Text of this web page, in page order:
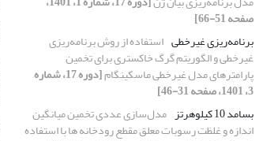
صفحه 51-66]
برنامه‌ریزی غیرخطی استفاده از روش برنامه‌ریزی
غیرخطی و الگوریتم گرگ خاکستری برای تخمین
پارامترهای مدل غیرخطی ماسکینگام [دوره 17، شماره
3، 1401، صفحه 31-46]
بسامد 10 کیلوهرتز
مدل‌سازی عددی تخمین میانگین
اندازه و غلظت رسوبات معلق مقطع رودخانه ها با استفاده